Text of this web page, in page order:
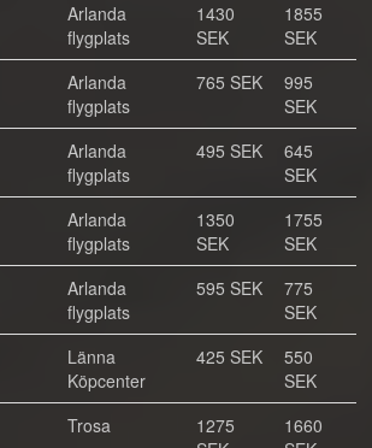
Arlanda
flygplats
1430
SEK
1855
SEK
Arlanda
flygplats
765 SEK
995
SEK
Arlanda
flygplats
495 SEK
645
SEK
Arlanda
flygplats
1350
SEK
1755
SEK
Arlanda
flygplats
595 SEK
775
SEK
Länna
Köpcenter
425 SEK
550
SEK
Trosa
1275
1660